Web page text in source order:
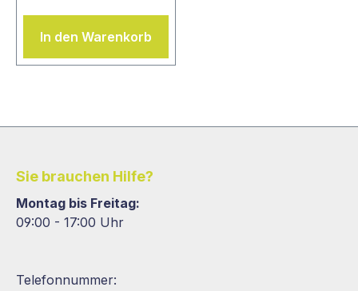
In den Warenkorb
Sie brauchen Hilfe?
Montag bis Freitag:
09:00 - 17:00 Uhr
Telefonnummer: